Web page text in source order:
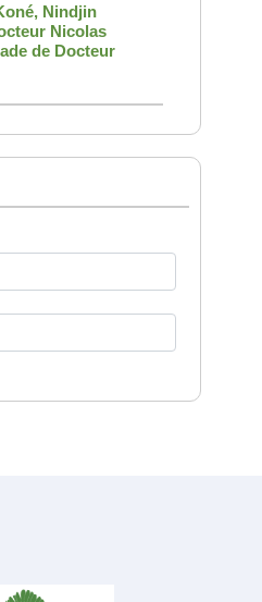
Nindjin
Nicolas
de Docteur